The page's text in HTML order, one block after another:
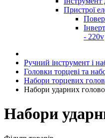
Пристрої
- 220v
Ручний інструмент і
Головки торцеві та
Набори торцевих
Набори ударних
Набори